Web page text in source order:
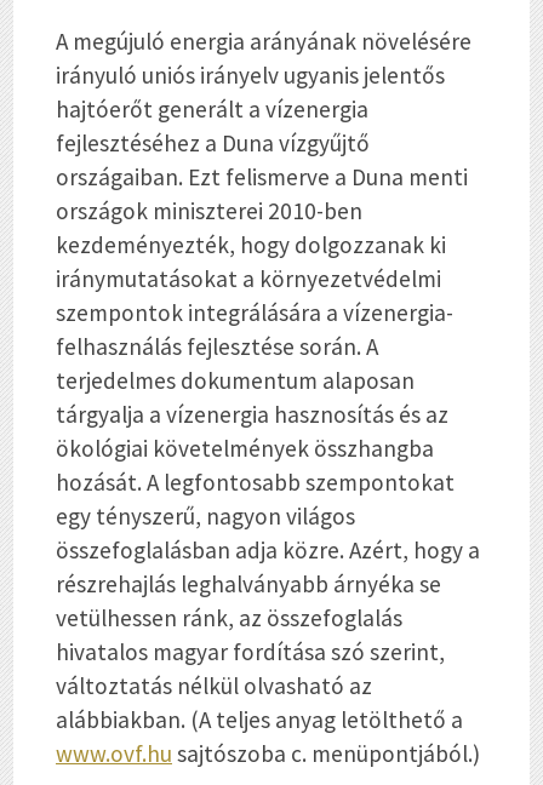
A megújuló energia arányának növelésére
irányuló uniós irányelv ugyanis jelentős
hajtóerőt generált a vízenergia
fejlesztéséhez a Duna vízgyűjtő
országaiban. Ezt felismerve a Duna menti
országok miniszterei 2010-ben
kezdeményezték, hogy dolgozzanak ki
iránymutatásokat a környezetvédelmi
szempontok integrálására a vízenergia-
felhasználás fejlesztése során. A
terjedelmes dokumentum alaposan
tárgyalja a vízenergia hasznosítás és az
ökológiai követelmények összhangba
hozását. A legfontosabb szempontokat
egy tényszerű, nagyon világos
összefoglalásban adja közre. Azért, hogy a
részrehajlás leghalványabb árnyéka se
vetülhessen ránk, az összefoglalás
hivatalos magyar fordítása szó szerint,
változtatás nélkül olvasható az
alábbiakban. (A teljes anyag letölthető a
www.ovf.hu sajtószoba c. menüpontjából.)